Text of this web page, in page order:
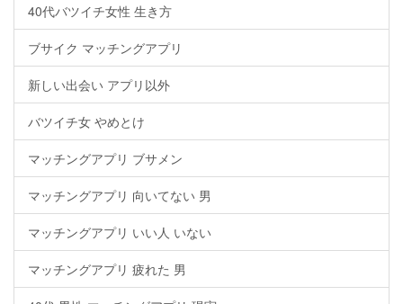
40代バツイチ女性 生き方
ブサイク マッチングアプリ
新しい出会い アプリ以外
バツイチ女 やめとけ
マッチングアプリ ブサメン
マッチングアプリ 向いてない 男
マッチングアプリ いい人 いない
マッチングアプリ 疲れた 男